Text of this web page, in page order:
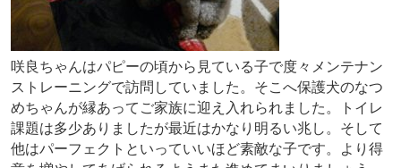
咲良ちゃんはパピーの頃から見ている子で度々メンテナン
ストレーニングで訪問していました。そこへ保護犬のなつ
めちゃんが縁あってご家族に迎え入れられました。トイレ
課題は多少ありましたが最近はかなり明るい兆し。そして
他はパーフェクトといっていいほど素敵な子です。より得